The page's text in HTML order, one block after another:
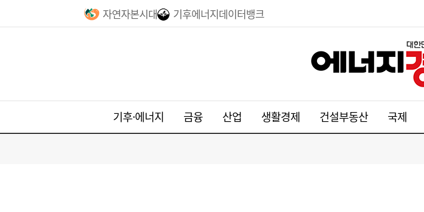
자연자본시대 기후에너지데이터뱅크
기후·에너지 금융 산업 생활경제 건설부동산 국제